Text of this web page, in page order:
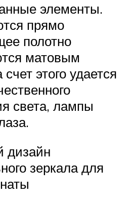
элементы.
прямо
полотно
матовым
этого удается
света, лампы
дизайн
зеркала для